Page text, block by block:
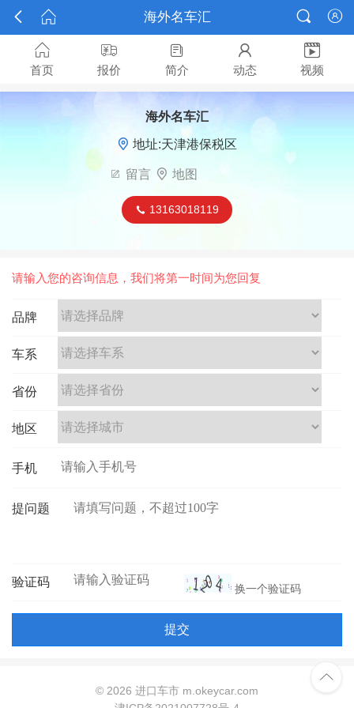
  海外名车汇 


首页

报价

简介

动态

视频
海外名车汇
 地址:天津港保税区
 留言  地图
 13163018119
请输入您的咨询信息，我们将第一时间为您回复
品牌
车系
省份
地区
手机
提问题
验证码 换一个验证码
提交
© 2026 进口车市 m.okeycar.com
